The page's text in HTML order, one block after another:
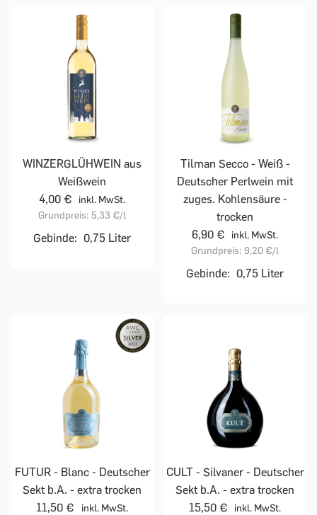
WINZERGLÜHWEIN aus
Weißwein
4,00 €
inkl. MwSt.
Grundpreis: 5,33 €/l
Gebinde: 0,75 Liter
Tilman Secco - Weiß -
Deutscher Perlwein mit
zuges. Kohlensäure -
trocken
6,90 €
inkl. MwSt.
Grundpreis: 9,20 €/l
Gebinde: 0,75 Liter
FUTUR - Blanc - Deutscher
Sekt b.A. - extra trocken
11,50 €
inkl. MwSt.
CULT - Silvaner - Deutscher
Sekt b.A. - extra trocken
15,50 €
inkl. MwSt.